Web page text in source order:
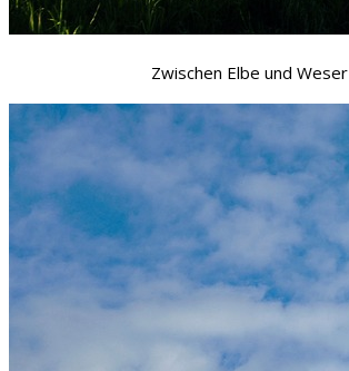
Zwischen Elbe und Weser